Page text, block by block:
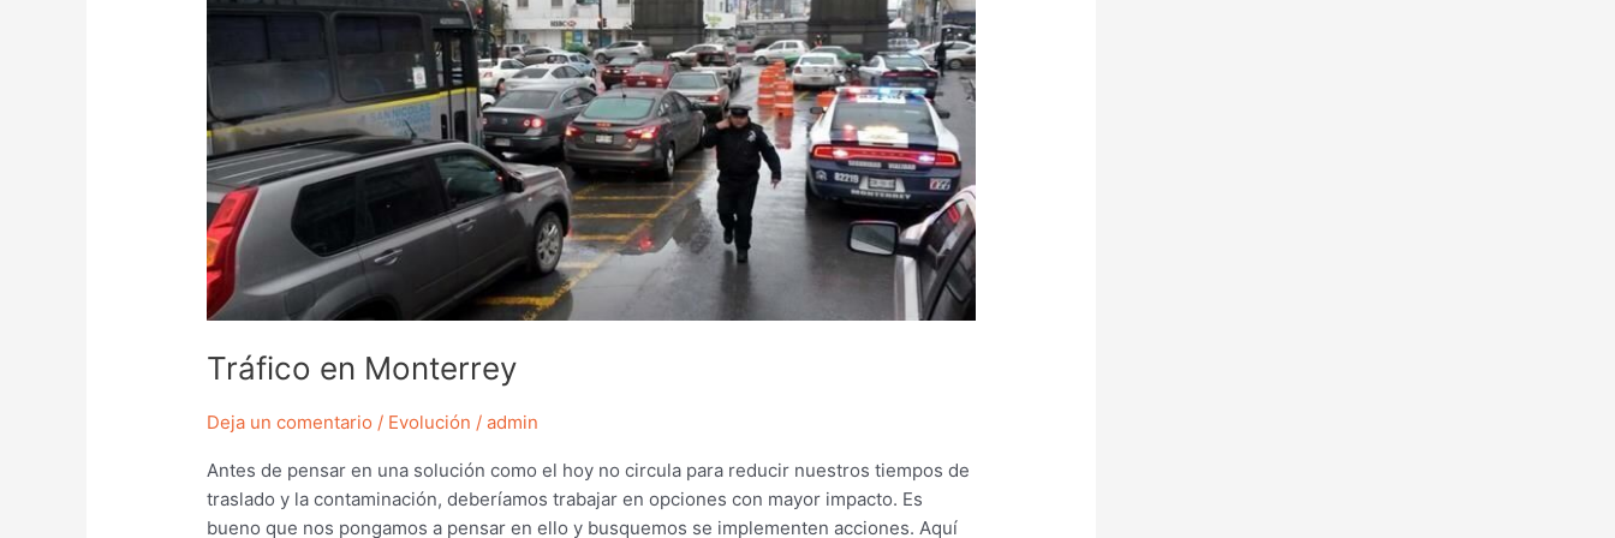
Tráfico en Monterrey
Deja un comentario / Evolución /admin
Antes de pensar en una solución como el hoy no circula para reducir nuestros tiempos de
traslado y la contaminación, deberíamos trabajar en opciones con mayor impacto. Es
bueno que nos pongamos a pensar en ello y busquemos se implementen acciones. Aquí